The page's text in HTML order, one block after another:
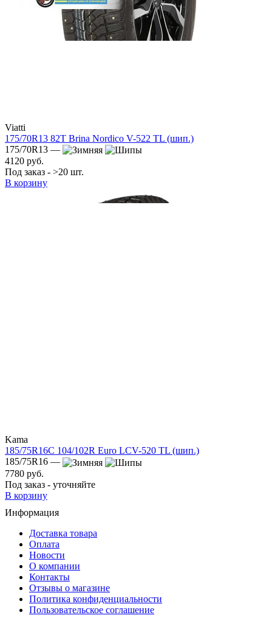
Viatti
175/70R13 82T Brina Nordico V-522 TL (шип.)
175/70R13 —
4120 руб.
Под заказ - >20 шт.
В корзину
Kama
185/75R16C 104/102R Euro LCV-520 TL (шип.)
185/75R16 —
7780 руб.
Под заказ - уточняйте
В корзину
Информация
Доставка товара
Оплата
Новости
О компании
Контакты
Отзывы о магазине
Политика конфиденциальности
Пользовательское соглашение